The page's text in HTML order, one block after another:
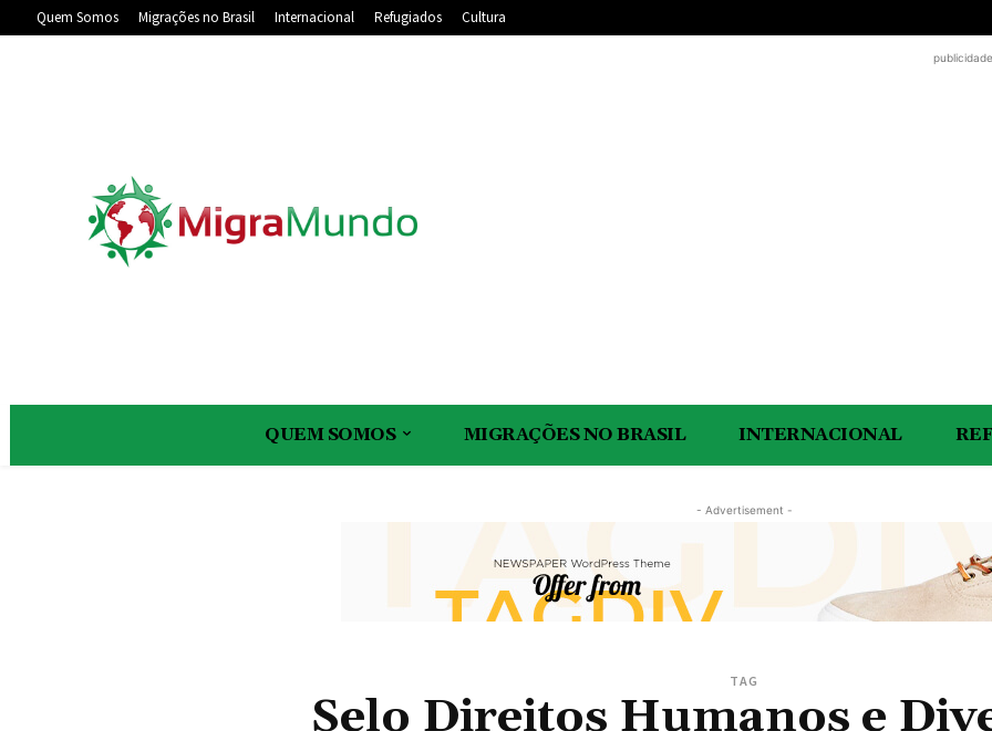
Quem Somos Migrações no Brasil Internacional Refugiados Cultura
QUEM SOMOS MIGRAÇÕES NO BRASIL INTERNACIONAL
- Advertisement -
TAG
Selo Direitos Humanos e